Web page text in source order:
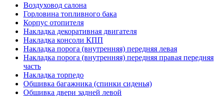
Воздуховод салона
Горловина топливного бака
Корпус отопителя
Накладка декоративная двигателя
Накладка консоли КПП
Накладка порога (внутренняя) передняя левая
Накладка порога (внутренняя) передняя правая передняя
часть
Накладка торпедо
Обшивка багажника (спинки сиденья)
Обшивка двери задней левой